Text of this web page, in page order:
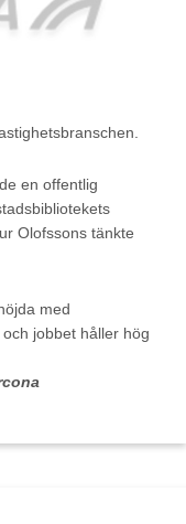
en offentlig
Olofssons tänkte
med
jobbet håller hög